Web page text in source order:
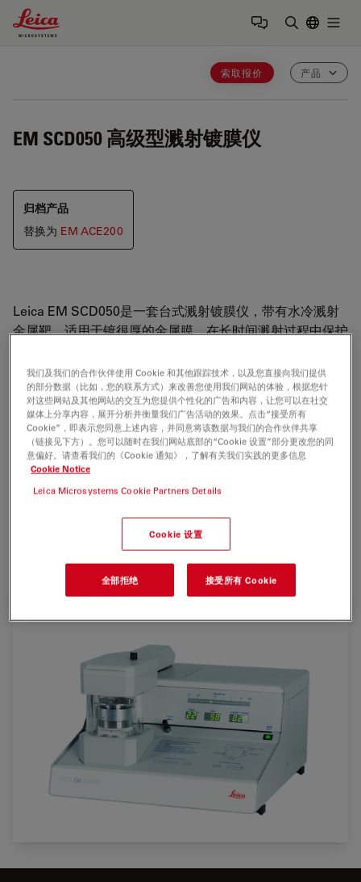
Leica Microsystems Logo
索取报价 产品
EM SCD050 高级型溅射镀膜仪
归档产品
替换为 EM ACE200
Leica EM SCD050是一套台式溅射镀膜仪，带有水冷溅射
金属靶，适用于镀很厚的金属膜，在长时间溅射过程中保护
应用Leica EM SCD050，不仅贵金属，非贵金属也可产生
颗粒细腻的导电膜。即便工业领域应用的晶片或CD等大样
品也可实现镀膜。
Leica EM SCD050也提供单碳丝/多碳丝蒸发镀膜，适用于
X射线微区元素分析（EDX，WDX）时在样品表面镀导电
碳膜，也适用于给带有火棉胶或formvar膜的铜网镀碳支持
For research use only
我们及我们的合作伙伴使用 Cookie 和其他跟踪技术，以及您直接向我们提供
的部分数据（比如，您的联系方式）来改善您使用我们网站的体验，根据您针
对这些网站及其他网站的交互为您提供个性化的广告和内容，让您可以在社交
媒体上分享内容，展开分析并衡量我们广告活动的效果。点击“接受所有
Cookie”，即表示您同意上述内容，并同意将该数据与我们的合作伙伴共享
（链接见下方）。您可以随时在我们网站底部的“Cookie 设置”部分更改您的同
意偏好。请查看我们的《Cookie 通知》，了解有关我们实践的更多信息
Cookie Notice
Leica Microsystems Cookie Partners Details
Cookie 设置
全部拒绝 接受所有 Cookie